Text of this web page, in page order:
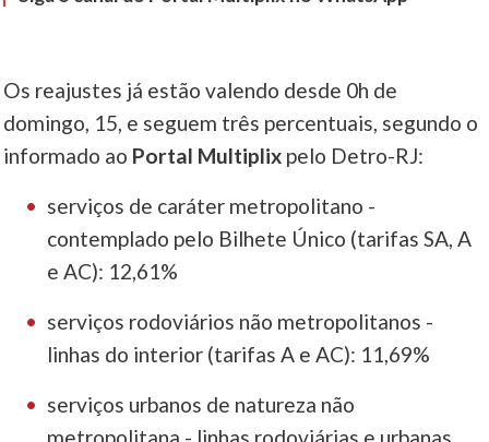
Os reajustes já estão valendo desde 0h de
domingo, 15, e seguem três percentuais, segundo o
informado ao Portal Multiplix pelo Detro-RJ:
serviços de caráter metropolitano -
contemplado pelo Bilhete Único (tarifas SA, A
e AC): 12,61%
serviços rodoviários não metropolitanos -
linhas do interior (tarifas A e AC): 11,69%
serviços urbanos de natureza não